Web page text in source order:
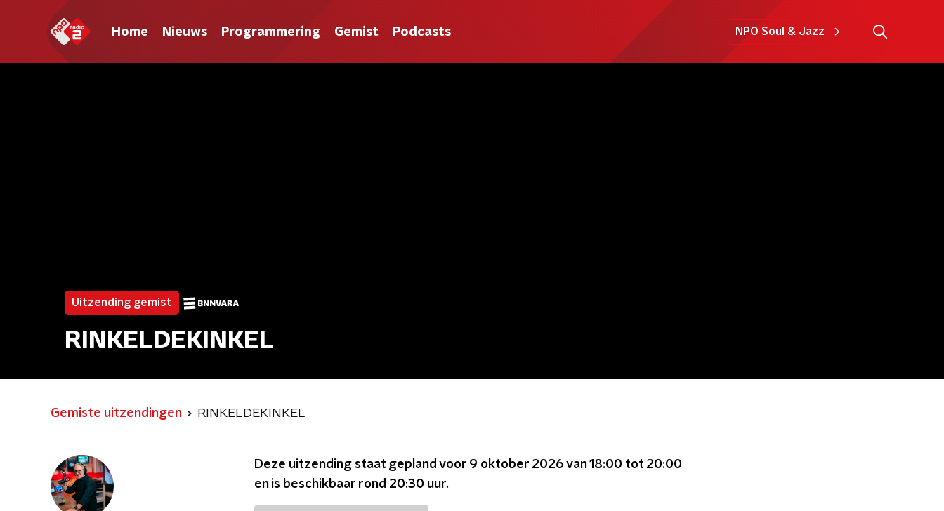
Home Nieuws Programmering Gemist Podcasts NPO Soul & Jazz
Uitzending gemist
RINKELDEKINKEL
Gemiste uitzendingen RINKELDEKINKEL
Deze uitzending staat gepland voor 9 oktober 2026 van 18:00 tot 20:00
en is beschikbaar rond 20:30 uur.